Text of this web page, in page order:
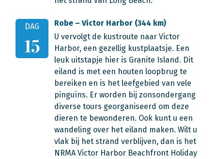
DAG
15
Robe – Victor Harbor (344 km)
U vervolgt de kustroute naar Victor
Harbor, een gezellig kustplaatsje. Een
leuk uitstapje hier is Granite Island. Dit
eiland is met een houten loopbrug te
bereiken en is het leefgebied van vele
pinguïns. Er worden bij zonsondergang
diverse tours georganiseerd om deze
dieren te bewonderen. Ook kunt u een
wandeling over het eiland maken. Wilt u
vlak bij het strand verblijven, dan is het
NRMA Victor Harbor Beachfront Holiday